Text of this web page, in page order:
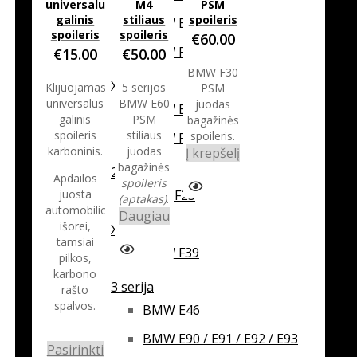
BMW E70
BMW F15 / F85
X1
BMW E84
BMW F48
2 serija
F22 / F23
X2
BMW F39
3 serija
BMW E46
BMW E90 / E91 / E92 / E93
universalus
galinis
spoileris
€15.00
Klijuojamas
universalus
galinis
spoileris
karboninis.
Apdailos
juosta
automobilio
išorei,
tamsiai
pilkos,
karbono
rašto
spalvos.
Pasirinkti
M4
stiliaus
spoileris
€50.00
5 serijos
BMW E60
PSM
stiliaus
juodas
bagažinės
spoileris
(aptakas).
Daugiau
PSM
spoileris
€60.00
BMW F30
PSM
juodas
bagažinės
spoileris.
Į krepšelį